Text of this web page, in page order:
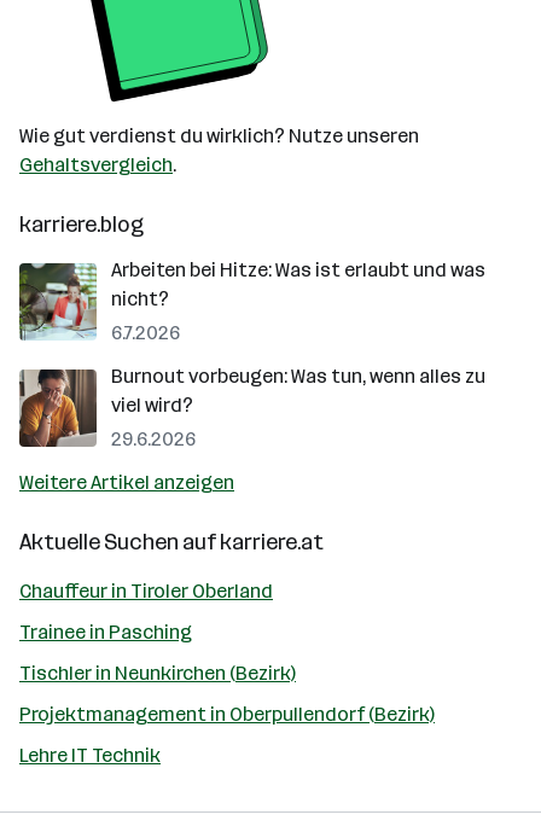
Wie gut verdienst du wirklich? Nutze unseren
Gehaltsvergleich.
karriere.blog
Arbeiten bei Hitze: Was ist erlaubt und was
nicht?
6.7.2026
Burnout vorbeugen: Was tun, wenn alles zu
viel wird?
29.6.2026
Weitere Artikel anzeigen
Aktuelle Suchen aufkarriere.at
Chauffeur in Tiroler Oberland
Trainee in Pasching
Tischler in Neunkirchen (Bezirk)
Projektmanagement in Oberpullendorf (Bezirk)
Lehre IT Technik